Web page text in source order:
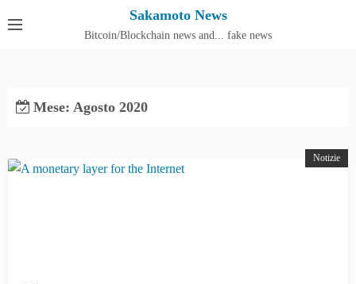
Sakamoto News
Bitcoin/Blockchain news and... fake news
Mese: Agosto 2020
Notizie